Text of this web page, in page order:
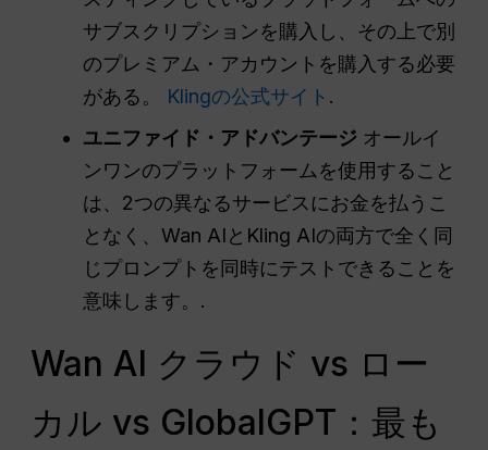
サブスクリプションを購入し、その上で別
のプレミアム・アカウントを購入する必要
がある。 Klingの公式サイト .
ユニファイド・アドバンテージ オールイ
ンワンのプラットフォームを使用すること
は、2つの異なるサービスにお金を払うこ
となく、Wan AIとKling AIの両方で全く同
じプロンプトを同時にテストできることを
意味します。.
Wan AI クラウド vs ロー
カル vs GlobalGPT：最も